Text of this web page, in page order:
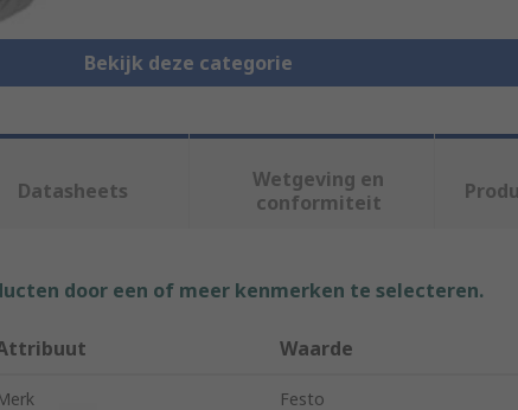
Bekijk deze categorie
Datasheets
Wetgeving en
conformiteit
door een of meer kenmerken te selecteren.
Waarde
Festo